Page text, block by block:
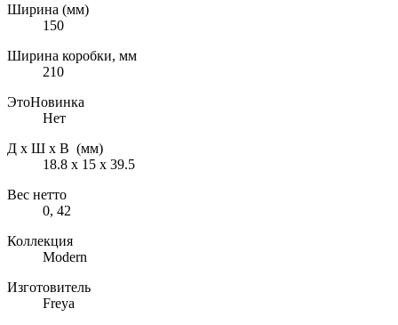
Ширина (мм)
150
Ширина коробки, мм
210
ЭтоНовинка
Нет
Д х Ш х В (мм)
18.8 х 15 х 39.5
Вес нетто
0, 42
Коллекция
Modern
Изготовитель
Freya